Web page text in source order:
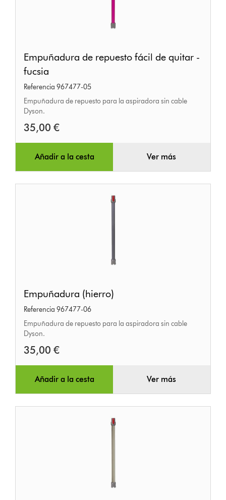
de
repuesto
fácil
de
quitar
-
Empuñadura de repuesto fácil de quitar -
fucsia
Referencia 967477-05
Empuñadura de repuesto para la aspiradora sin cable
Dyson.
35,00 €
Añadir a la cesta Ver más
(hierro)
Empuñadura (hierro)
Referencia 967477-06
Empuñadura de repuesto para la aspiradora sin cable
Dyson.
35,00 €
Añadir a la cesta Ver más